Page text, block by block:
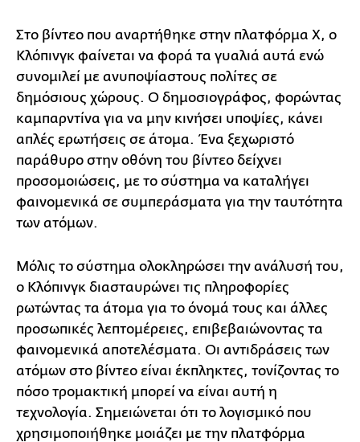
Στο βίντεο που αναρτήθηκε στην πλατφόρμα X, ο
Κλόπινγκ φαίνεται να φορά τα γυαλιά αυτά ενώ
συνομιλεί με ανυποψίαστους πολίτες σε
δημόσιους χώρους. Ο δημοσιογράφος, φορώντας
καμπαρντίνα για να μην κινήσει υποψίες, κάνει
απλές ερωτήσεις σε άτομα. Ένα ξεχωριστό
παράθυρο στην οθόνη του βίντεο δείχνει
προσομοιώσεις, με το σύστημα να καταλήγει
φαινομενικά σε συμπεράσματα για την ταυτότητα
των ατόμων.
Μόλις το σύστημα ολοκληρώσει την ανάλυσή του,
ο Κλόπινγκ διασταυρώνει τις πληροφορίες
ρωτώντας τα άτομα για το όνομά τους και άλλες
προσωπικές λεπτομέρειες, επιβεβαιώνοντας τα
φαινομενικά αποτελέσματα. Οι αντιδράσεις των
ατόμων στο βίντεο είναι έκπληκτες, τονίζοντας το
πόσο τρομακτική μπορεί να είναι αυτή η
τεχνολογία. Σημειώνεται ότι το λογισμικό που
χρησιμοποιήθηκε μοιάζει με την πλατφόρμα